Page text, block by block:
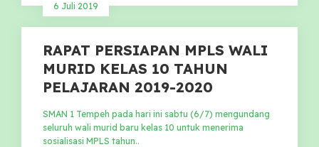
6 Juli 2019
RAPAT PERSIAPAN MPLS WALI
MURID KELAS 10 TAHUN
PELAJARAN 2019-2020
SMAN 1 Tempeh pada hari ini sabtu (6/7) mengundang
seluruh wali murid baru kelas 10 untuk menerima
sosialisasi MPLS tahun..